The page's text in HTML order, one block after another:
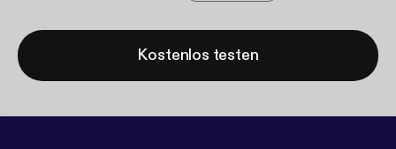
Kostenlos testen